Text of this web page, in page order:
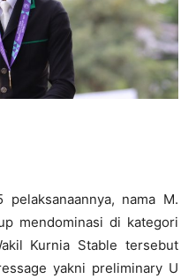
nama M.
mendominasi di kategori
Kurnia Stable tersebut
yakni preliminary U